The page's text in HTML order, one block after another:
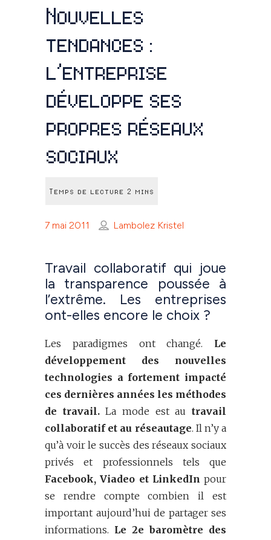
Nouvelles
tendances :
l’entreprise
développe ses
propres réseaux
sociaux
7 mai 2011 Lambolez Kristel
Travail collaboratif qui joue
la transparence poussée à
l’extrême. Les entreprises
ont-elles encore le choix ?
Les paradigmes ont changé. Le
développement des nouvelles
technologies a fortement impacté
ces dernières années les méthodes
de travail.La mode est autravail
collaboratif et au réseautage. Il n’y a
qu’à voir le succès des réseaux sociaux
privés et professionnels tels que
Facebook, Viadeo et LinkedIn pour
se rendre compte combien il est
important aujourd’hui de partager ses
informations. Le 2e baromètre des